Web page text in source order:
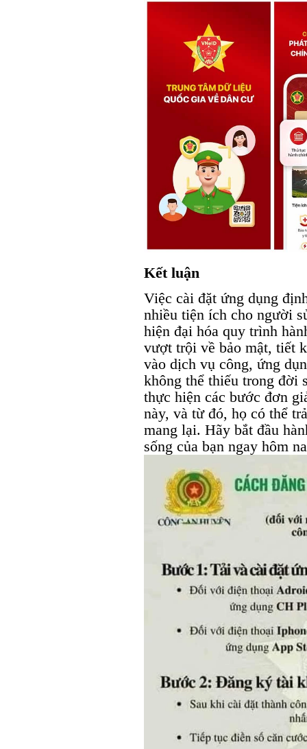
Kết luận
Việc cài đặt ứng dụng
nhiều tiện ích cho người
hiện đại hóa quy trình
vượt trội về bảo mật, tiết
vào dịch vụ công, ứng
không thể thiếu trong đời
thực hiện các bước đơn
này, và từ đó, họ có thể
mang lại. Hãy bắt đầu
sống của bạn ngay hôm